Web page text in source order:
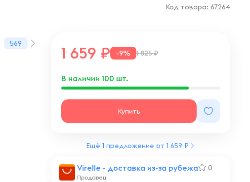
Код товара: 67264
569
Virelle - доставка из-за рубежа 0
Продавец
1 659 -9% 1 825 ₽
В наличии 100 шт.
Купить
Ещё 1 предложение от 1 659 ₽